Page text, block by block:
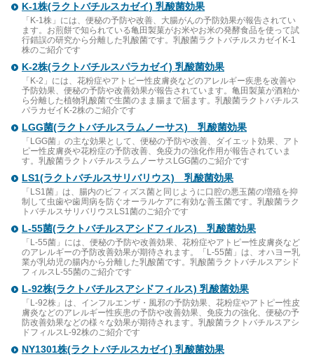
K-1株(ラクトバチルスカゼイ) 乳酸菌効果
「K-1株」には、便秘の予防や改善、大腸がんの予防効果が報告されてい
ます。お煎餅で知られている亀田製菓がお米やお米の発酵食品を使って試
行錯誤の研究から分離した乳酸菌です。乳酸菌ラクトバチルスカゼイK-1
株のご紹介です
K-2株(ラクトバチルスパラカゼイ) 乳酸菌効果
「K-2」には、花粉症やアトピー性皮膚炎などのアレルギー疾患を改善や
予防効果、便秘の予防や改善効果が報告されています。亀田製菓が酒粕か
ら分離した植物乳酸菌で生菌のまま腸まで届ます。乳酸菌ラクトバチルス
パラカゼイK-2株のご紹介です
LGG菌(ラクトバチルスラムノーサス) 乳酸菌効果
「LGG菌」の主な効果として、便秘の予防や改善、ダイエット効果、アト
ピー性皮膚炎や花粉症の予防改善、免疫力の強化作用が報告されていま
す。乳酸菌ラクトバチルスラムノーサスLGG菌のご紹介です
LS1(ラクトバチルスサリバリウス) 乳酸菌効果
「LS1菌」は、腸内のビフィズス菌と同じように口腔の悪玉菌の増殖を抑
制して虫歯や歯周病を防ぐオーラルケアに有効な善玉菌です。乳酸菌ラク
トバチルスサリバリウスLS1菌のご紹介です
L-55菌(ラクトバチルスアシドフィルス) 乳酸菌効果
「L-55菌」には、便秘の予防や改善効果、花粉症やアトピー性皮膚炎など
のアレルギーの予防改善効果が期待されます。「L-55菌」は、オハヨー乳
業が乳幼児の腸内から分離した乳酸菌です。乳酸菌ラクトバチルスアシド
フィルスL-55菌のご紹介です
L-92株(ラクトバチルスアシドフィルス) 乳酸菌効果
「L-92株」は、インフルエンザ・風邪の予防効果、花粉症やアトピー性皮
膚炎などのアレルギー性疾患の予防や改善効果、免疫力の強化、便秘の予
防改善効果などの様々な効果が期待されます。乳酸菌ラクトバチルスアシ
ドフィルスL-92株のご紹介です
NY1301株(ラクトバチルスカゼイ) 乳酸菌効果